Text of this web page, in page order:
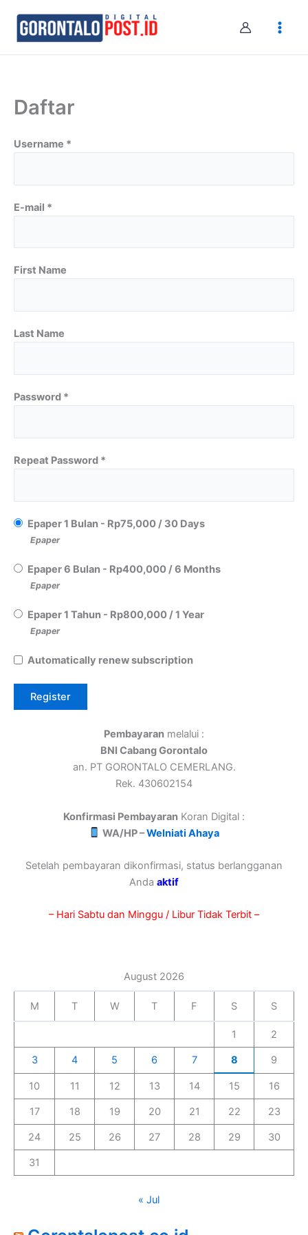
content
Daftar
Username *
E-mail *
First Name
Last Name
Password *
Repeat Password *
Epaper 1 Bulan - Rp75,000/ 30 Days
Epaper
Epaper 6 Bulan - Rp400,000/6 Months
Epaper
Epaper 1 Tahun - Rp800,000/1 Year
Epaper
Automatically renew subscription
Pembayaran melalui :
BNI Cabang Gorontalo
an. PT GORONTALO CEMERLANG.
Rek. 430602154
Konfirmasi Pembayaran Koran Digital :
WA/HP –Welniati Ahaya
Setelah pembayaran dikonfirmasi, status berlangganan
Anda aktif
– Hari Sabtu dan Minggu / Libur Tidak Terbit –
August 2026
M T W T F S S
1 2
3 4 5 6 7 8 9
10 11 12 13 14 15 16
17 18 19 20 21 22 23
24 25 26 27 28 29 30
31
« Jul